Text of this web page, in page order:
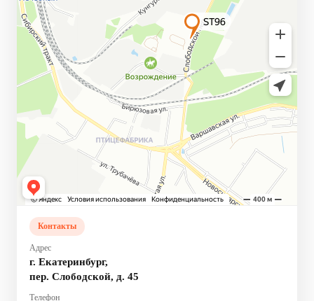
Контакты
Адрес
г. Екатеринбург,
пер. Слободской, д. 45
Телефон